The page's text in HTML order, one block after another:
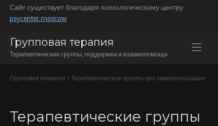
Перейти
Сайт существует благодаря психологическому центру
psycenter.moscow
Групповая терапия
Терапевтические группы, поддержки и взаимопомощи
Групповая терапия > Терапевтические группы про самореализацию
Терапевтические группы